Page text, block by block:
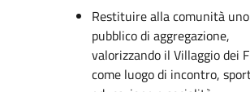
Restituire alla comunità
pubblico di aggregazione,
valorizzando il Villaggio dei
come luogo di incontro,